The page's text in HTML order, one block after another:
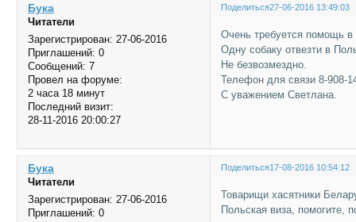
Поделиться27-06-2016 13:49:03
Бука
Читатели
Зарегистрирован: 27-06-2016
Приглашений: 0
Сообщений: 7
Провел на форуме:
2 часа 18 минут
Последний визит:
28-11-2016 20:00:27
Очень требуется помощь в
Одну собаку отвезти в
Не безвозмездно.
Телефон для связи 8-908-
С уважением Светлана.
Поделиться17-08-2016 10:54:12
Бука
Читатели
Зарегистрирован: 27-06-2016
Приглашений: 0
Товарищи хасятники
Польская виза, помогите,